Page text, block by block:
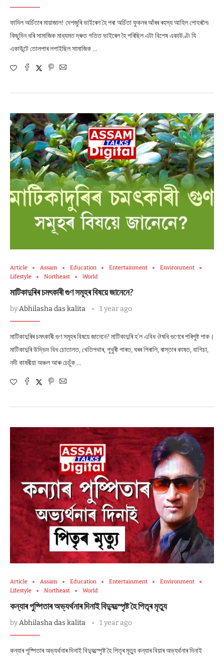
ফাদিল অৰ্চিতাৰ মায়াজাল! দেশজুৰি ভাইৰেল হৈ পৰা অৰ্চিতা ফুকনৰ আঁৰৰ ৰহস্য আহিল পোহৰলৈ৷
কিছুদিন ধৰি সামাজিক মাধ্যমত দ্ৰুত গতিত ভাইৰেল হৈ পৰিছিল এটা বিশেষ একাউণ্ট৷ যি
একাউন্টে তোলপাৰ লগাইছিল সামাজিক …
Article Assam Education Entertainment
Environment
Lifestyle
Northeast World
মাটিকাদুৰিৰ চমৎকাৰী গুণ সমূহৰ বিষয়ে জানেনে?
byAbhilasha das kalita 1 year ago
মাটিকাদুৰিৰ চমৎকাৰী গুণ সমূহৰ বিষয়ে জানেনে? মাটিকাদুৰি হ’ল এবিধ ঔষধি গুণেৰে পৰিপুষ্ট শাক।
মাটিকাদুৰি উদ্ভিদ বিধ চোতালত, খেতিপথাৰ, পুখুৰী পাৰত, ঘৰৰ পিৰালি, ৰাস্তাৰ কাষত, বাগিচা,
নদী কাষৰীয়া অঞ্চল আৰু চেচুঁক …
Article Assam Education Entertainment
Environment
Lifestyle
Northeast World
কন্যাৰ পুষ্পিতাৰ অভ্যৰ্থনাৰ দিনাই বিদ্যুত্স্পৃেষ্ট হৈ পিতৃৰ মৃত্যু
byAbhilasha das kalita 1 year ago
কন্যাৰ পুষ্পিতাৰ অভ্যৰ্থনাৰ দিনাই বিদ্যুত্স্পৃেষ্ট হৈ পিতৃৰ মৃত্যু কন্যাৰ বিয়াৰ অভ্যৰ্থনাৰ দিনাই